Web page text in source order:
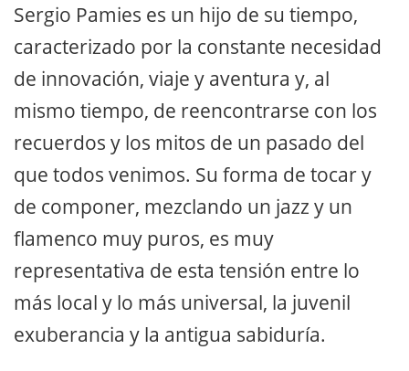
Sergio Pamies es un hijo de su tiempo,
caracterizado por la constante necesidad
de innovación, viaje y aventura y, al
mismo tiempo, de reencontrarse con los
recuerdos y los mitos de un pasado del
que todos venimos. Su forma de tocar y
de componer, mezclando un jazz y un
flamenco muy puros, es muy
representativa de esta tensión entre lo
más local y lo más universal, la juvenil
exuberancia y la antigua sabiduría.